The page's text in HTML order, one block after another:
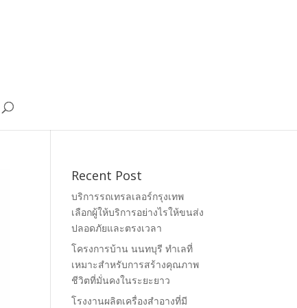
Recent Post
บริการรถเทรลเลอร์กรุงเทพ
เลือกผู้ให้บริการอย่างไรให้ขนส่ง
ปลอดภัยและตรงเวลา
โครงการบ้าน นนทบุรี ทำเลที่
เหมาะสำหรับการสร้างคุณภาพ
ชีวิตที่มั่นคงในระยะยาว
โรงงานผลิตเครื่องสำอางที่มี